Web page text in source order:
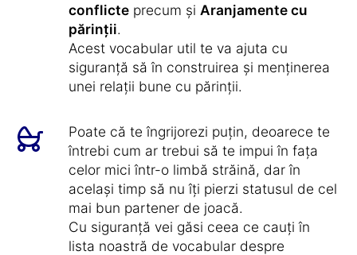
conflicte precum și Aranjamente cu
părinții.
Acest vocabular util te va ajuta cu
siguranță să în construirea și menținerea
unei relații bune cu părinții.
Poate că te îngrijorezi puțin, deoarece te
întrebi cum ar trebui să te impui în fața
celor mici într-o limbă străină, dar în
același timp să nu îți pierzi statusul de cel
mai bun partener de joacă.
Cu siguranță vei găsi ceea ce cauți în
lista noastră de vocabular despre